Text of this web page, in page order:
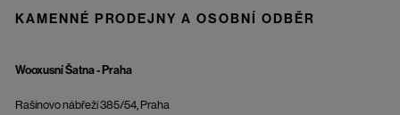
KAMENNÉ PRODEJNY A OSOBNÍ ODBĚR
Wooxusní Šatna - Praha
Rašínovo nábřeží 385/54, Praha